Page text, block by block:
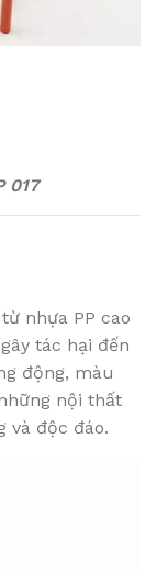
017
nhựa PP cao
tác hại đến
động, màu
nội thất
và độc đáo.